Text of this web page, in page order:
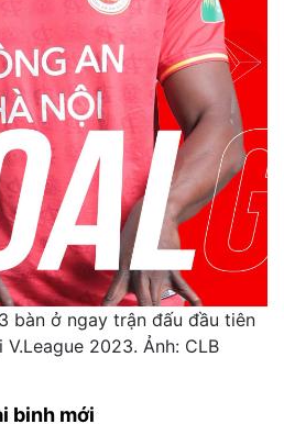
bàn ở ngay trận đấu đầu tiên
2023. Ảnh: CLB
binh mới